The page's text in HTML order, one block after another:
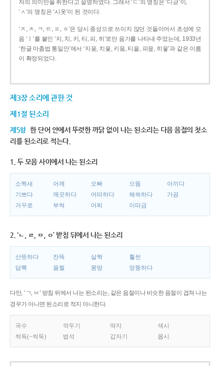
자의 의미만을 취한다고 설명하였다. 그래서 ‘ㄷ’의 명칭은 ‘디귿’이,
‘ㅅ’의 명칭은 ‘시옷’이 된 것이다.
‘ㅈ, ㅊ, ㅋ, ㅌ, ㅍ, ㅎ’은 당시 종성으로 쓰이지 않던 것들이어서 초성에 모
음 ‘ㅣ’를 붙인 ‘지, 치, 키, 티, 피, 히’로만 음가를 나타내 주었는데, 1933년
‘한글 마춤법 통일안’에서 ‘지읒, 치읓, 키읔, 티읕, 피읖, 히읗’과 같은 이름
이 확정되었다.
제3장 소리에 관한 것
제1절 된소리
제5항 한 단어 안에서 뚜렷한 까닭 없이 나는 된소리는 다음 음절의 첫소
리를 된소리로 적는다.
1. 두 모음 사이에서 나는 된소리
소쩍새 어깨 오빠 으뜸
아끼다
기쁘다
깨끗하다 어떠하다 해쓱하다
가끔
거꾸로
부썩 어찌 이따금
2. ‘ㄴ, ㄹ, ㅁ, ㅇ’ 받침 뒤에서 나는 된소리
산뜻하다 잔뜩 살짝
훨씬
담뿍
움찔 몽땅 엉뚱하다
다만, ‘ㄱ, ㅂ’ 받침 뒤에서 나는 된소리는, 같은 음절이나 비슷한 음절이 겹쳐 나는
경우가 아니면 된소리로 적지 아니한다.
국수 깍두기 딱지
색시
싹둑(~싹둑)
법석 갑자기 몹시